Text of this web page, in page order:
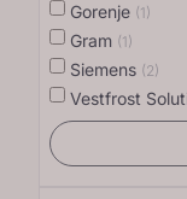
Gorenje (1)
Gram (1)
Siemens (2)
Vestfrost